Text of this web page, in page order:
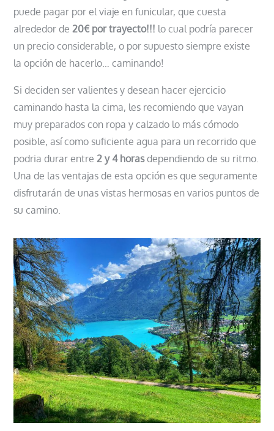
puede pagar por el viaje en funicular, que cuesta
alrededor de20€ por trayecto!!! lo cual podría parecer
un precio considerable, o por supuesto siempre existe
la opción de hacerlo… caminando!
Si deciden ser valientes y desean hacer ejercicio
caminando hasta la cima, les recomiendo que vayan
muy preparados con ropa y calzado lo más cómodo
posible, así como suficiente agua para un recorrido que
podria durar entre2 y 4 horasdependiendo de su ritmo.
Una de las ventajas de esta opción es que seguramente
disfrutarán de unas vistas hermosas en varios puntos de
su camino.